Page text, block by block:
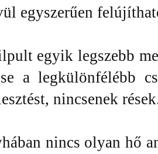
egyszerűen
egyik legszebb
a legkülönfélébb
nincsenek
nincs olyan hő